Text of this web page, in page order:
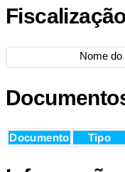
Nome do
Documento Tipo